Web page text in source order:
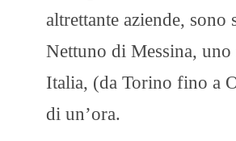
altrettante aziende,
Nettuno di Messina,
Italia, (da Torino fino a
di un’ora.